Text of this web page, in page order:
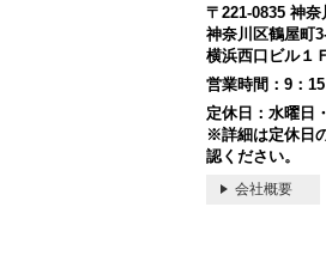
〒221-0835 神
神奈川区鶴屋町
横浜西口ビル１Ｆ
営業時間：9：
定休日：水曜日
※詳細は定休日
認ください。
会社概要